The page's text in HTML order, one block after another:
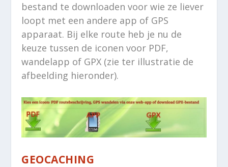
bestand te downloaden voor wie ze liever
loopt met een andere app of GPS
apparaat. Bij elke route heb je nu de
keuze tussen de iconen voor PDF,
wandelapp of GPX (zie ter illustratie de
afbeelding hieronder).
GEOCACHING